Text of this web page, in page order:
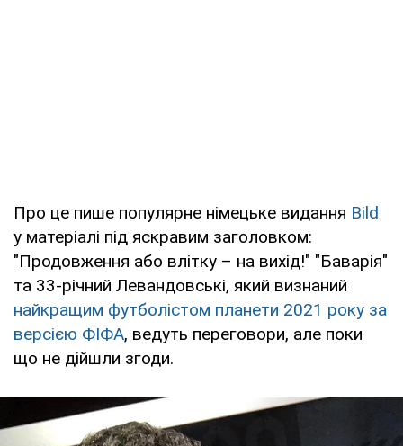
Про це пише популярне німецьке видання Bild
у матеріалі під яскравим заголовком:
"Продовження або влітку – на вихід!" "Баварія"
та 33-річний Левандовські, який визнаний
найкращим футболістом планети 2021 року за
версією ФІФА, ведуть переговори, але поки
що не дійшли згоди.